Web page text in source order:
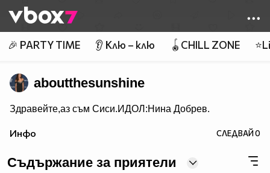
👾
🎉 PARTY TIME 👂 Клю – клю 🪀CHILL ZONE
aboutthesunshine
Здравейте,аз съм Сиси.ИДОЛ:Нина Добрев.
Инфо СЛЕДВАЙ0
Съдържание за приятели